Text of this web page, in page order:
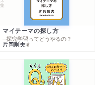
マイテーマの探し方
─探究学習ってどうやるの？
片岡則夫著